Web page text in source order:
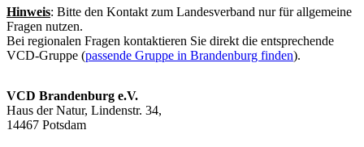
Hinweis: Bitte den Kontakt zum Landesverband nur für allgemeine
Fragen nutzen.
Bei regionalen Fragen kontaktieren Sie direkt die entsprechende
VCD-Gruppe (passende Gruppe in Brandenburg finden).
VCD Brandenburg e.V.
Haus der Natur, Lindenstr. 34,
14467 Potsdam